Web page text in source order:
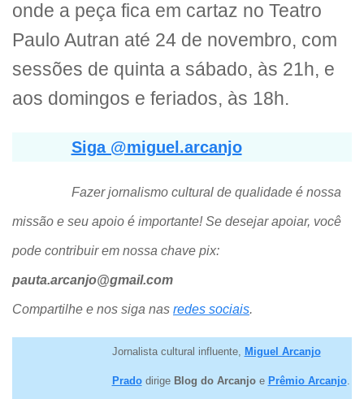
onde a peça fica em cartaz no Teatro
Paulo Autran até 24 de novembro, com
sessões de quinta a sábado, às 21h, e
aos domingos e feriados, às 18h.
Siga @miguel.arcanjo
Fazer jornalismo cultural de qualidade é nossa
missão e seu apoio é importante! Se desejar apoiar, você
pode contribuir em nossa chave pix:
pauta.arcanjo@gmail.com
Compartilhe e nos siga nas redes sociais.
Jornalista cultural influente, Miguel Arcanjo
Pradodirige Blog do Arcanjoe Prêmio Arcanjo.